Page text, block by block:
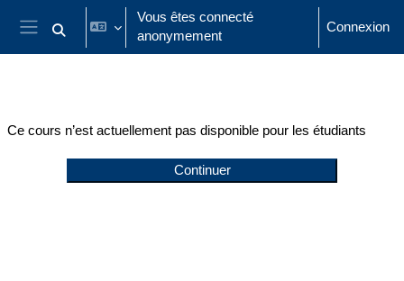
Passer au contenu principal
Panneau latéral
Activer/désactiver la saisie de recherche
Vous êtes connecté
anonymement
Connexion
Ce cours n’est actuellement pas disponible pour les étudiants
Continuer